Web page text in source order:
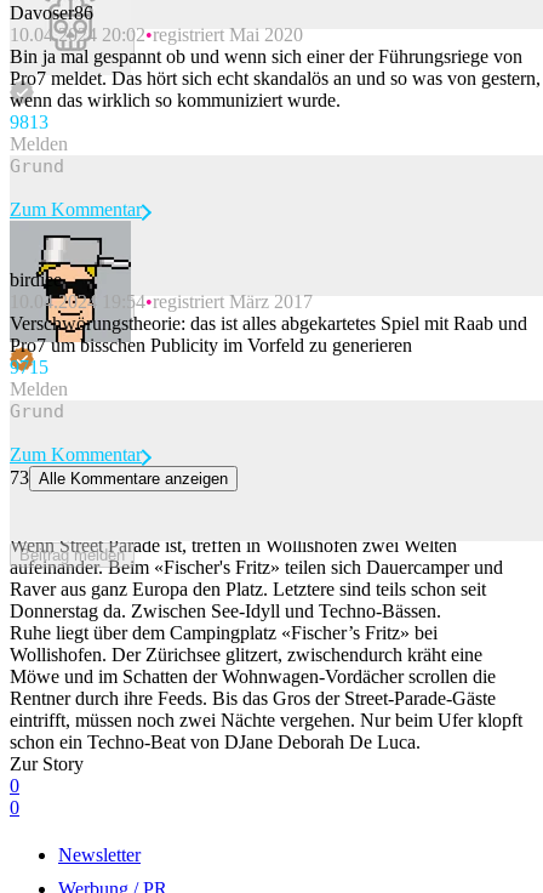
Beitrag melden
Davoser86
10.04.2024 20:02 registriert Mai 2020
Bin ja mal gespannt ob und wenn sich einer der Führungsriege von
Pro7 meldet. Das hört sich echt skandalös an und so was von gestern,
wenn das wirklich so kommuniziert wurde.
9813
Melden
Beitrag melden
Zum Kommentar
birdiee
10.04.2024 19:54 registriert März 2017
Verschwörungstheorie: das ist alles abgekartetes Spiel mit Raab und
Pro7 um bisschen Publicity im Vorfeld zu generieren
9715
Melden
Beitrag melden
Zum Kommentar
73 Alle Kommentare anzeigen
Wenn Street Parade ist, treffen in Wollishofen zwei Welten
aufeinander. Beim «Fischer's Fritz» teilen sich Dauercamper und
Raver aus ganz Europa den Platz. Letztere sind teils schon seit
Donnerstag da. Zwischen See-Idyll und Techno-Bässen.
Ruhe liegt über dem Campingplatz «Fischer’s Fritz» bei
Wollishofen. Der Zürichsee glitzert, zwischendurch kräht eine
Möwe und im Schatten der Wohnwagen-Vordächer scrollen die
Rentner durch ihre Feeds. Bis das Gros der Street-Parade-Gäste
eintrifft, müssen noch zwei Nächte vergehen. Nur beim Ufer klopft
schon ein Techno-Beat von DJane Deborah De Luca.
Zur Story
0
0
Newsletter
Werbung / PR